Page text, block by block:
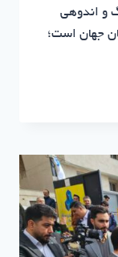
و اندوهی
جهان است؛